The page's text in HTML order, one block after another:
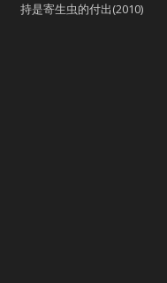
持是寄生虫的付出(2010)